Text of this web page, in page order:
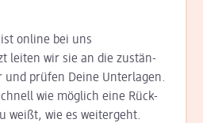
online bei uns
leiten wir sie an die zu­stän­
und prüfen Deine Unterlagen.
wie möglich eine Rück­
weißt, wie es weitergeht.